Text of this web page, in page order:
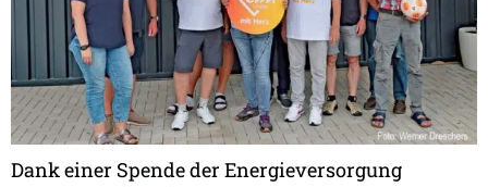
Dank einer Spende der Energieversorgung